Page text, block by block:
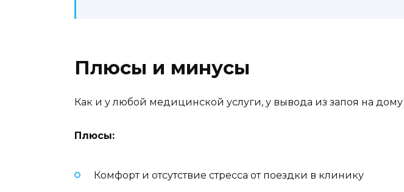
Плюсы и минусы
Как и у любой медицинской услуги, у вывода из запоя на
Плюсы:
Комфорт и отсутствие стресса от поездки в клинику